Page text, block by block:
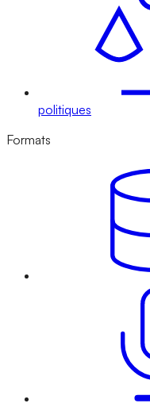
politiques
Formats